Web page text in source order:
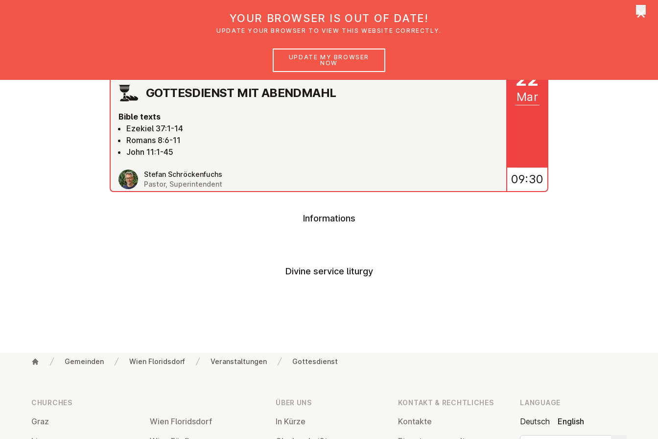
Gemeinden Glaubensimpulse News Veranstaltungen
GOTTES­DI­ENST MIT ABENDMAHL
Bible texts
Ezekiel 37:1-14
Romans 8:6-11
John 11:1-45
Stefan Schröckenfuchs
Pastor, Superintendent
22
Mar
09:30
Informations
Divine service liturgy
Gemeinden Wien Floridsdorf Veranstaltungen Gottesdienst
CHURCHES
Graz
Wien Flor­idsdorf
ÜBER UNS
In Kürze
KONTAKT & RECHT­LICHES
Kontakte
LANGUAGE
Deutsch
English
YOUR BROWSER IS OUT OF DATE!
UPDATE YOUR BROWSER TO VIEW THIS WEBSITE CORRECTLY.
UPDATE MY BROWSER
NOW
×